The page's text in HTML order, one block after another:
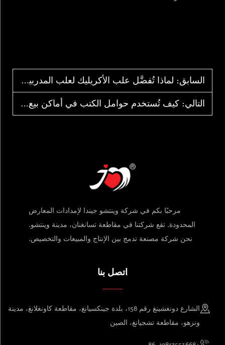
السابق: لماذا تُفضَّل علب الأكريليك لعلب المدربين النخبويين
التالي: كيف تُستخدم حوامل الكتب في أماكن بيع ألعاب البطاقات
مرحبًا بكم في شركة وينتشو جيندا لإمدادات المعارض
المحدودة. تقع شركتنا في مقاطعة تسانغنان، مدينة وينتشو.
نحن شركة مصنعة تدمج بين الإنتاج والمبيعات والتخصيص.
اتصل بنا
الشارع دونغشينغ رقم 158، بلدة جينكسيانغ، مقاطعة كاونغلانغ، مدينة
ونزهو، مقاطعة تشجيانغ، الصين